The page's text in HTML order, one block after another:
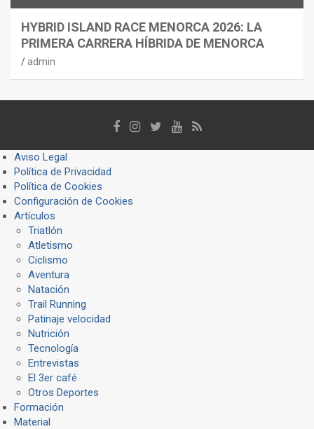
HYBRID ISLAND RACE MENORCA 2026: LA
PRIMERA CARRERA HÍBRIDA DE MENORCA
admin
Aviso Legal
Política de Privacidad
Política de Cookies
Configuración de Cookies
Artículos
Triatlón
Atletismo
Ciclismo
Aventura
Natación
Trail Running
Patinaje velocidad
Nutrición
Tecnología
Entrevistas
El 3er café
Otros Deportes
Formación
Material